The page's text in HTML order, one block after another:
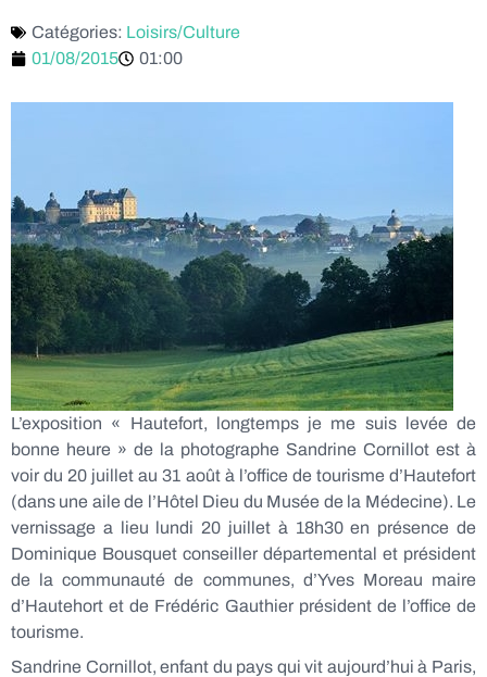
Catégories: Loisirs/Culture
01/08/2015
01:00
L’exposition « Hautefort, longtemps je me suis levée de
bonne heure » de la photographe Sandrine Cornillot est à
voir du 20 juillet au 31 août à l’office de tourisme d’Hautefort
(dans une aile de l’Hôtel Dieu du Musée de la Médecine). Le
vernissage a lieu lundi 20 juillet à 18h30 en présence de
Dominique Bousquet conseiller départemental et président
de la communauté de communes, d’Yves Moreau maire
d’Hautehort et de Frédéric Gauthier président de l’office de
tourisme.
Sandrine Cornillot, enfant du pays qui vit aujourd’hui à Paris,